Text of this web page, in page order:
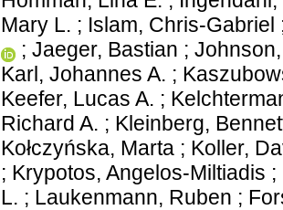
Mary L. ; Islam, Chris-Gabriel
; Jaeger, Bastian ;
Karl, Johannes A. ;
Keefer, Lucas A. ;
Richard A. ; Kleinberg,
Kołczyńska, Marta ; Koller,
; Krypotos, Angelos-Miltiadis ;
L. ; Laukenmann, Ruben ;